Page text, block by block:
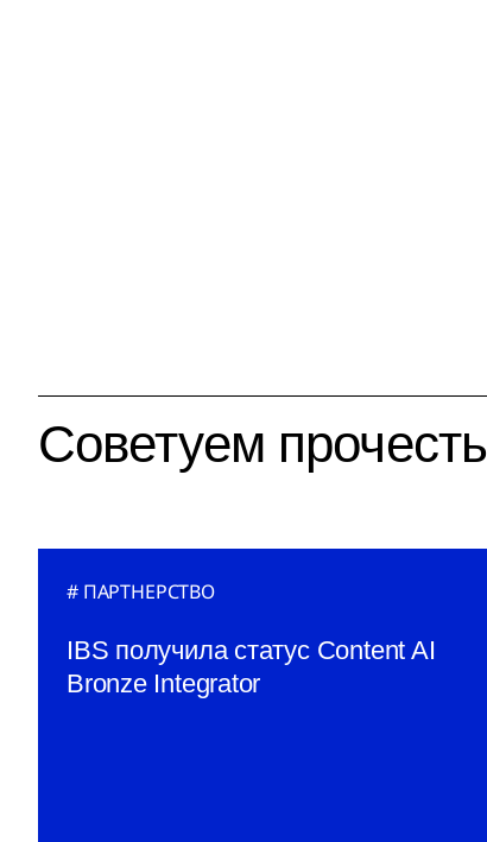
Советуем прочесть
ПАРТНЕРСТВО
IBS получила статус Content AI
Bronze Integrator